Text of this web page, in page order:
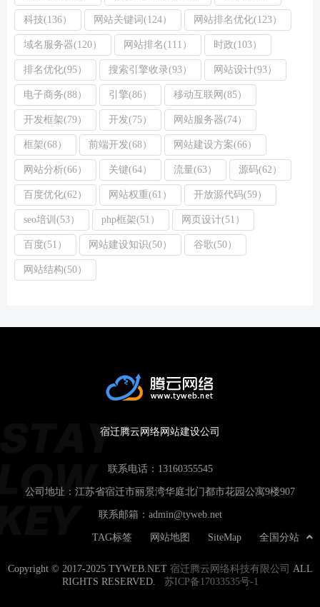
科技(136） 网站关键词(124） 网站排名优化(123）
域名服务器(120） 网站排名(111） 时政(103）
排名优化(95） 搜索引擎收录(93） 网站设计(93）
电子商务(88） 引擎(86） 移动互联网(85）
开发框架(79） 开发(75） 网站服务器(74）
框架(68） 前端开发(68） 网站建设方案(66）
网站分析(66） 关键(64） 流量(63） 源码(62）
百度优化(62） 网站权重(61） 开放源代码(59）
seo培训(53） php框架(51） 网页设计(51）
百度(51） 网站建设知识(50） 谷歌(50）
网站结构(50）
宿迁腾云网络网站建设公司
联系电话： 13160355545
公司地址：江苏省宿迁市丽景湾华庭北门都市花园公寓9楼907
联系邮箱： admin@tyweb.net
全国分站
SiteMap
网站地图
TAG标签
Copyright © 2017-2025 TYWEB.NET 宿迁腾云网络科技有限公司 ALL
RIGHTS RESERVED. 苏ICP备17033535号-1